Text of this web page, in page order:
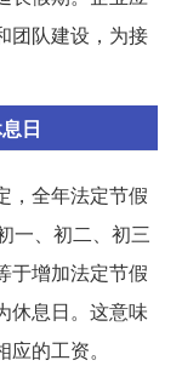
团队建设，为接
日
，全年法定节假
一、初二、初三
于增加法定节假
休息日。这意味
的工资。